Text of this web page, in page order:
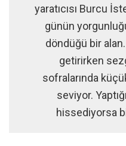
yaratıcısı Burcu
günün
döndüğü bir alan.
getirirken
sofralarında
seviyor.
hissediyorsa